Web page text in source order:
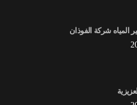
شركة الفوذان